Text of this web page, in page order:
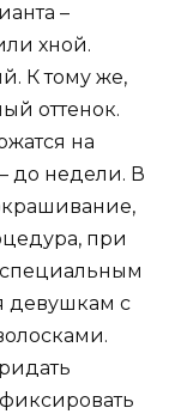
–
хной.
К тому же,
оттенок.
на
до недели. В
при
девушкам с